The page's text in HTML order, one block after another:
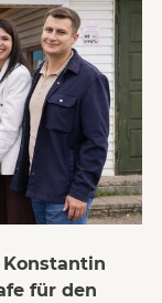
für den